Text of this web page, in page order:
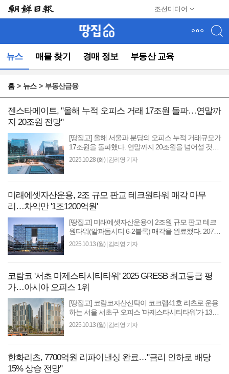
조선미디어
뉴스 매물 찾기 경매 정보 부동산 교육
뉴
(컨
영
홈 뉴스 부동산금융
젠스타메이트, "올해 누적 오피스 거래 17조원 돌파…연말까
지 20조원 전망"
[땅집고] 올해 서울과 분당의 오피스 누적 거래규모가
17조원을 돌파했다. 연말까지 20조원을 넘어설 것이
란 분석이 나왔다. 28일 국내 최대 상업용 부동산 종
합 서비스..
2025.10.28 (화)| 김리영 기자
미래에셋자산운용, 2조 규모 판교 테크원타워 매각 마무
리…차익만 '1조1200억원'
[땅집고] 미래에셋자산운용이 2조원 규모 판교 테크
원타워(알파돔시티 6-2블록) 매각을 완료했다. 207년
도부터 시작된 판교 프로젝트로 매각차익만 약 1조
1200억원의 이익..
2025.10.13 (월)| 김리영 기자
코람코 '서초 마제스타시티타워' 2025 GRESB 최고등급 평
가…아시아 오피스 1위
[땅집고] 코람코자산신탁이 코크렙41호 리츠로 운용
하는 서울 서초구 오피스 ‘마제스타시티타워’가 13일
세계 최고 권위의 부동산 지속가능성 평가기관
GRESB(Global Re..
2025.10.13 (월)| 김리영 기자
한화리츠, 7700억원 리파이낸싱 완료…"금리 인하로 배당
15% 상승 전망"